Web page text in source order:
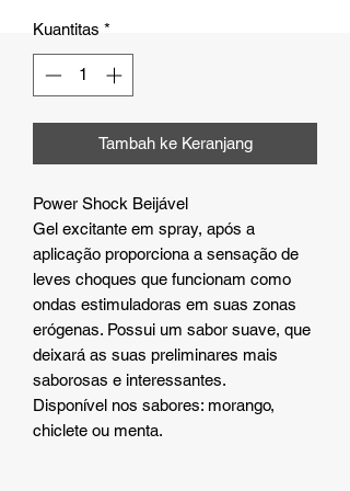
Kuantitas *
Tambah ke Keranjang
Power Shock Beijável
Gel excitante em spray, após a
aplicação proporciona a sensação de
leves choques que funcionam como
ondas estimuladoras em suas zonas
erógenas. Possui um sabor suave, que
deixará as suas preliminares mais
saborosas e interessantes.
Disponível nos sabores: morango,
chiclete ou menta.